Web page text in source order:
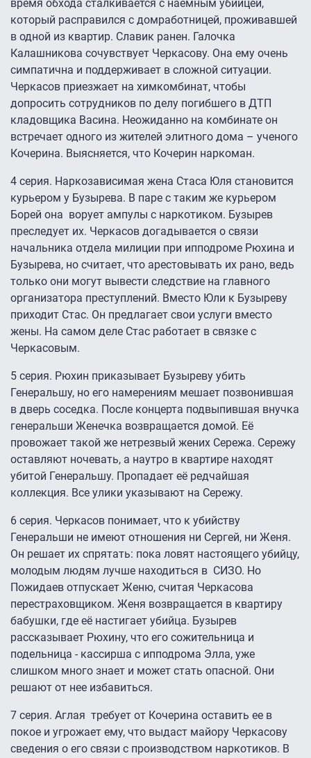
время обхода сталкивается с наемным убийцей,
который расправился с домработницей, проживавшей
в одной из квартир. Славик ранен. Галочка
Калашникова сочувствует Черкасову. Она ему очень
симпатична и поддерживает в сложной ситуации.
Черкасов приезжает на химкомбинат, чтобы
допросить сотрудников по делу погибшего в ДТП
кладовщика Васина. Неожиданно на комбинате он
встречает одного из жителей элитного дома – ученого
Кочерина. Выясняется, что Кочерин наркоман.
4 серия. Наркозависимая жена Стаса Юля становится
курьером у Бузырева. В паре с таким же курьером
Борей она ворует ампулы с наркотиком. Бузырев
преследует их. Черкасов догадывается о связи
начальника отдела милиции при ипподроме Рюхина и
Бузырева, но считает, что арестовывать их рано, ведь
только они могут вывести следствие на главного
организатора преступлений. Вместо Юли к Бузыреву
приходит Стас. Он предлагает свои услуги вместо
жены. На самом деле Стас работает в связке с
Черкасовым.
5 серия. Рюхин приказывает Бузыреву убить
Генеральшу, но его намерениям мешает позвонившая
в дверь соседка. После концерта подвыпившая внучка
генеральши Женечка возвращается домой. Её
провожает такой же нетрезвый жених Сережа. Сережу
оставляют ночевать, а наутро в квартире находят
убитой Генеральшу. Пропадает её редчайшая
коллекция. Все улики указывают на Сережу.
6 серия. Черкасов понимает, что к убийству
Генеральши не имеют отношения ни Сергей, ни Женя.
Он решает их спрятать: пока ловят настоящего убийцу,
молодым людям лучше находиться в СИЗО. Но
Пожидаев отпускает Женю, считая Черкасова
перестраховщиком. Женя возвращается в квартиру
бабушки, где её настигает убийца. Бузырев
рассказывает Рюхину, что его сожительница и
подельница - кассирша с ипподрома Элла, уже
слишком много знает и может стать опасной. Они
решают от нее избавиться.
7 серия. Аглая требует от Кочерина оставить ее в
покое и угрожает ему, что выдаст майору Черкасову
сведения о его связи с производством наркотиков. В